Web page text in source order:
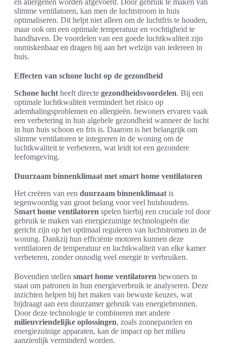
slimme ventilatoren, kan men de luchtstroom in huis
optimaliseren. Dit helpt niet alleen om de luchtfris te houden,
maar ook om een optimale temperatuur en vochtigheid te
handhaven. De voordelen van een goede luchtkwaliteit zijn
onmiskenbaar en dragen bij aan het welzijn van iedereen in
huis.
Effecten van schone lucht op de gezondheid
Schone lucht heeft directe gezondheidsvoordelen. Bij een
optimale luchtkwaliteit vermindert het risico op
ademhalingsproblemen en allergieën. bewoners ervaren vaak
een verbetering in hun algehele gezondheid wanneer de lucht
in hun huis schoon en fris is. Daarom is het belangrijk om
slimme ventilatoren te integreren in de woning om de
luchtkwaliteit te verbeteren, wat leidt tot een gezondere
leefomgeving.
Duurzaam binnenklimaat met smart home ventilatoren
Het creëren van een duurzaam binnenklimaat is
tegenwoordig van groot belang voor veel huishoudens.
Smart home ventilatoren spelen hierbij een cruciale rol door
gebruik te maken van energiezuinige technologieën die
gericht zijn op het optimaal reguleren van luchtstromen in de
woning. Dankzij hun efficiënte motoren kunnen deze
ventilatoren de temperatuur en luchtkwaliteit van elke kamer
verbeteren, zonder onnodig veel energie te verbruiken.
Bovendien stellen smart home ventilatoren bewoners in
staat om patronen in hun energieverbruik te analyseren. Deze
inzichten helpen bij het maken van bewuste keuzes, wat
bijdraagt aan een duurzamer gebruik van energiebronnen.
Door deze technologie te combineren met andere
milieuvriendelijke oplossingen, zoals zonnepanelen en
energiezuinige apparaten, kan de impact op het milieu
aanzienlijk verminderd worden.